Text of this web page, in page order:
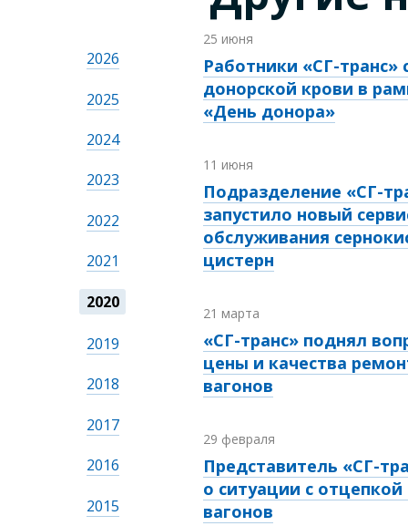
2026
2025
2024
2023
2022
2021
2020
2019
2018
2017
2016
2015
25 июня
Работники «СГ-транс»
донорской крови в
«День донора»
11 июня
Подразделение «СГ-
запустило новый
обслуживания
цистерн
21 марта
«СГ-транс» поднял
цены и качества
вагонов
29 февраля
Представитель «СГ-
о ситуации с отцепкой
вагонов